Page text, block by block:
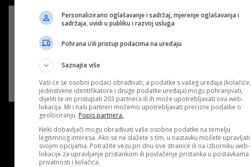
Personalizirano oglašavanje i sadržaj, mjerenje oglašavanja i
sadržaja, uvidi u publiku i razvoj usluga
Pohrana i/ili pristup podacima na uređaju
Saznajte više
Vaši će se osobni podaci obrađivati, a podatke s vašeg uređaja (kolačiće,
jedinstvene identifikatore i druge podatke uređaja) mogu pohranjivati,
dijeliti te im pristupati 203 partnera ili ih može upotrebljavati ova web-
lokacija. Mi i naši partneri možemo upotrebljavati precizne podatke o
geolociranju. Popis partnera.
Neki dobavljači mogu obrađivati vaše osobne podatke na temelju
legitimnog interesa. Ako se ne slažete s tim, u nastavku možete upravljati
svojim opcijama. Potražite vezu pri dnu ove stranice ili na izborniku web-
lokacije za upravljanje pristankom ili povlačenje pristanka u postavkama
privatnosti i kolačića.